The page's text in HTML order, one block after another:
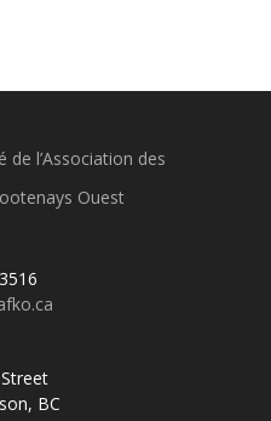
l’Association des
Ouest
BC